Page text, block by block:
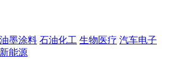
油墨涂料 石油化工 生物医疗 汽车电子
新能源